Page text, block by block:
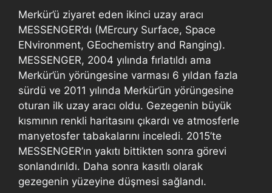
Merkür’ü ziyaret eden ikinci uzay aracı
MESSENGER’dı (MErcury Surface, Space
ENvironment, GEochemistry and Ranging).
MESSENGER, 2004 yılında fırlatıldı ama
Merkür’ün yörüngesine varması 6 yıldan fazla
sürdü ve 2011 yılında Merkür’ün yörüngesine
oturan ilk uzay aracı oldu. Gezegenin büyük
kısmının renkli haritasını çıkardı ve atmosferle
manyetosfer tabakalarını inceledi. 2015’te
MESSENGER’ın yakıtı bittikten sonra görevi
sonlandırıldı. Daha sonra kasıtlı olarak
gezegenin yüzeyine düşmesi sağlandı.